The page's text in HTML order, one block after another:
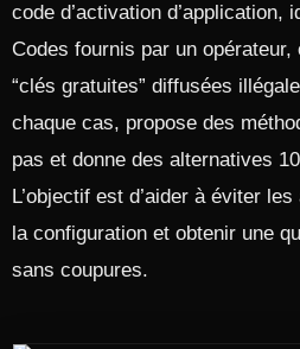
code d’activation d’application,
Codes fournis par un opérateur,
“clés gratuites” diffusées
chaque cas, propose des
pas et donne des alternatives
L’objectif est d’aider à éviter
la configuration et obtenir une
sans coupures.